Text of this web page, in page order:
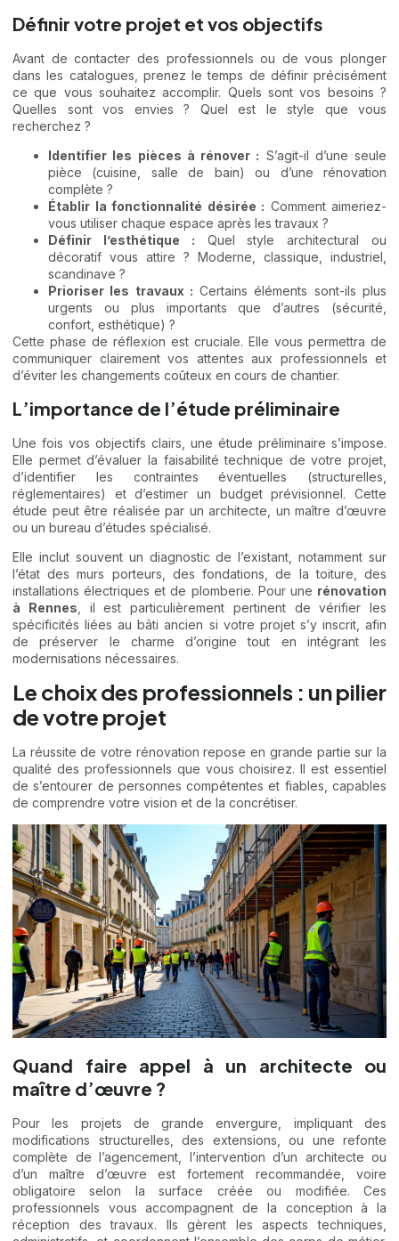
Définir votre projet et vos objectifs
Avant de contacter des professionnels ou de vous plonger
dans les catalogues, prenez le temps de définir précisément
ce que vous souhaitez accomplir. Quels sont vos besoins ?
Quelles sont vos envies ? Quel est le style que vous
recherchez ?
Identifier les pièces à rénover : S’agit-il d’une seule
pièce (cuisine, salle de bain) ou d’une rénovation
complète ?
Établir la fonctionnalité désirée : Comment aimeriez-
vous utiliser chaque espace après les travaux ?
Définir l’esthétique : Quel style architectural ou
décoratif vous attire ? Moderne, classique, industriel,
scandinave ?
Prioriser les travaux : Certains éléments sont-ils plus
urgents ou plus importants que d’autres (sécurité,
confort, esthétique) ?
Cette phase de réflexion est cruciale. Elle vous permettra de
communiquer clairement vos attentes aux professionnels et
d’éviter les changements coûteux en cours de chantier.
L’importance de l’étude préliminaire
Une fois vos objectifs clairs, une étude préliminaire s’impose.
Elle permet d’évaluer la faisabilité technique de votre projet,
d’identifier les contraintes éventuelles (structurelles,
réglementaires) et d’estimer un budget prévisionnel. Cette
étude peut être réalisée par un architecte, un maître d’œuvre
ou un bureau d’études spécialisé.
Elle inclut souvent un diagnostic de l’existant, notamment sur
l’état des murs porteurs, des fondations, de la toiture, des
installations électriques et de plomberie. Pour une rénovation
à Rennes , il est particulièrement pertinent de vérifier les
spécificités liées au bâti ancien si votre projet s’y inscrit, afin
de préserver le charme d’origine tout en intégrant les
modernisations nécessaires.
Le choix des professionnels : un pilier
de votre projet
La réussite de votre rénovation repose en grande partie sur la
qualité des professionnels que vous choisirez. Il est essentiel
de s’entourer de personnes compétentes et fiables, capables
de comprendre votre vision et de la concrétiser.
Quand faire appel à un architecte ou
maître d’œuvre ?
Pour les projets de grande envergure, impliquant des
modifications structurelles, des extensions, ou une refonte
complète de l’agencement, l’intervention d’un architecte ou
d’un maître d’œuvre est fortement recommandée, voire
obligatoire selon la surface créée ou modifiée. Ces
professionnels vous accompagnent de la conception à la
réception des travaux. Ils gèrent les aspects techniques,